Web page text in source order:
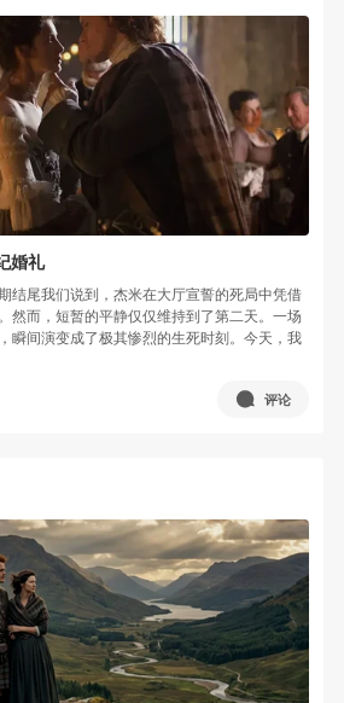
婚礼
结尾我们说到，杰米在大厅宣誓的死局中凭借
然而，短暂的平静仅仅维持到了第二天。一场
瞬间演变成了极其惨烈的生死时刻。今天，我
评论